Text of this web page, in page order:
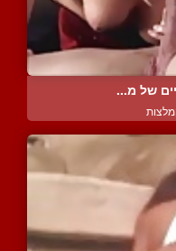
של מ...